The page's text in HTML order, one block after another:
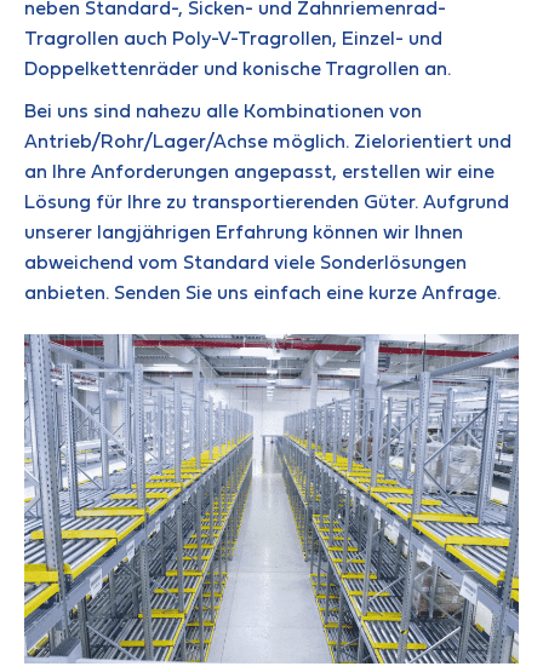
neben Standard-, Sicken- und Zahnriemenrad-
Tragrollen auch Poly-V-Tragrollen, Einzel- und
Doppelkettenräder und konische Tragrollen an.
Bei uns sind nahezu alle Kombinationen von
Antrieb/Rohr/Lager/Achse möglich. Zielorientiert und
an Ihre Anforderungen angepasst, erstellen wir eine
Lösung für Ihre zu transportierenden Güter. Aufgrund
unserer langjährigen Erfahrung können wir Ihnen
abweichend vom Standard viele Sonderlösungen
anbieten. Senden Sie uns einfach eine kurze Anfrage.